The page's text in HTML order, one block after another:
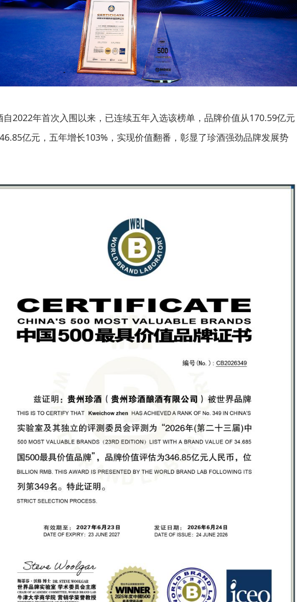
自2022年首次入围以来，已连续五年入选该榜单，品牌价值从170.59亿元
亿元，五年增长103%，实现价值翻番，彰显了珍酒强劲品牌发展势